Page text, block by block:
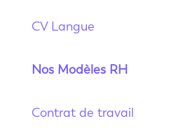
CV Langue
Nos Modèles RH
Contrat de travail